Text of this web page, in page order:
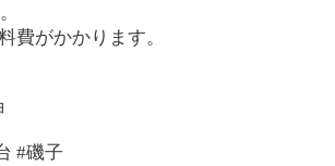
費がかかります。
#磯子